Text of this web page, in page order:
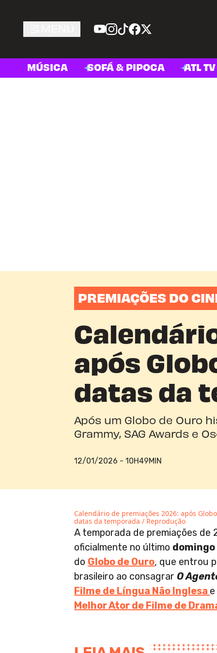
MÚSICA SOFÁ & PIPOCA ATL TV
PREMIAÇÕES DO
após
datas da
Após um Globo de Ouro
Grammy, SAG Awards e
12/01/2026 - 10H49MIN
Calendário de premiações 2026: após
datas da temporada / Reprodução
A temporada de premiações de
oficialmente no último
do Globo de Ouro, que entrou
brasileiro ao consagrarO
Filme de Língua Não Inglesa
Melhor Ator de Filme de